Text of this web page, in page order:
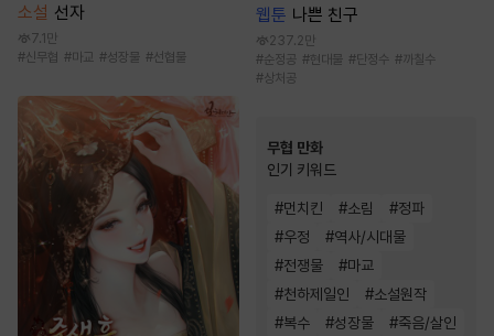
소설 선자
7.1만
#신무협 #마교 #성장물 #선협물
웹툰 나쁜 친구
237.2만
#순정공 #현대물 #단정수 #까칠수
#상처공
무협 만화
인기 키워드
#먼치킨 #소림 #정파
#우정 #역사/시대물
#전쟁물 #마교
#천하제일인 #소설원작
#복수 #성장물 #죽음/살인